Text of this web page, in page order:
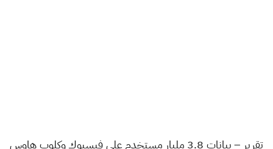
تقرير – بيانات 3.8 مليار مستخدم على فيسبوك وكلوب هاوس